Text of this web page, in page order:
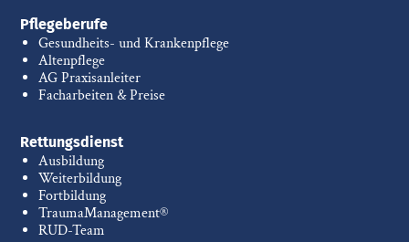
Pflegeberufe
Gesundheits- und Krankenpflege
Altenpflege
AG Praxisanleiter
Facharbeiten & Preise
Rettungsdienst
Ausbildung
Weiterbildung
Fortbildung
TraumaManagement®
RUD-Team